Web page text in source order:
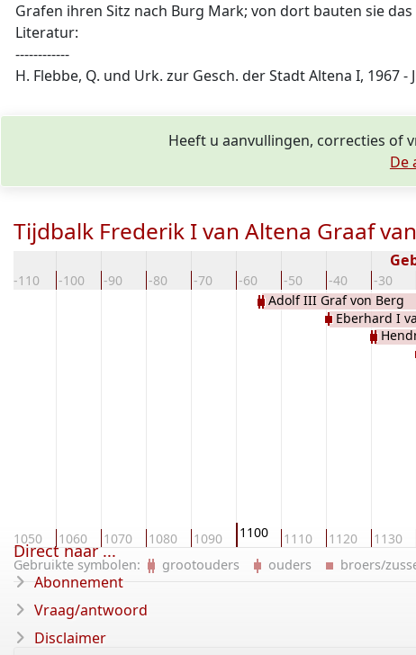
Grafen ihren Sitz nach Burg Mark; von dort bauten sie
Literatur:
------------
H. Flebbe, Q. und Urk. zur Gesch. der Stadt Altena I, 1967
Heeft u aanvullingen, correcties of
De
Tijdbalk Frederik I van Altena Graaf
-110 -100 -90 -80 -70 -60 -50 -40 -30
1050 1060 1070 1080 1090 1100 1110 1120 1130
Adolf III Graf von Berg
Eberhard I
Gebruikte symbolen: grootouders ouders broers/
Direct naar ...
Abonnement
Vraag/antwoord
Disclaimer